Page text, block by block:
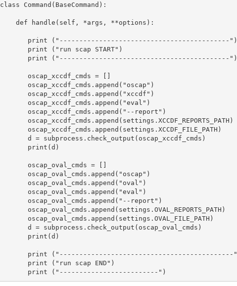
class Command ( BaseCommand ):
def handle ( self , *args , **options ):
print ( "-------------------------------------------" )
print
( "run scap START" )
print
( "-------------------------------------------" )
oscap_xccdf_cmds =
[]
oscap_xccdf_cmds . append ( "oscap" )
oscap_xccdf_cmds . append ( "xccdf" )
oscap_xccdf_cmds . append ( "eval" )
oscap_xccdf_cmds . append ( "--report" )
oscap_xccdf_cmds . append ( settings . XCCDF_REPORTS_PATH )
oscap_xccdf_cmds . append ( settings . XCCDF_FILE_PATH )
d
= subprocess . check_output ( oscap_xccdf_cmds )
print (d )
oscap_oval_cmds =
[]
oscap_oval_cmds . append ( "oscap" )
oscap_oval_cmds . append ( "oval" )
oscap_oval_cmds . append ( "eval" )
oscap_oval_cmds . append ( "--report" )
oscap_oval_cmds . append ( settings . OVAL_REPORTS_PATH )
oscap_oval_cmds . append ( settings . OVAL_FILE_PATH )
d
= subprocess . check_output ( oscap_oval_cmds )
print (d )
print ( "--------------------------------------------"
print
( "run scap END" )
print
( "-------------------------" )